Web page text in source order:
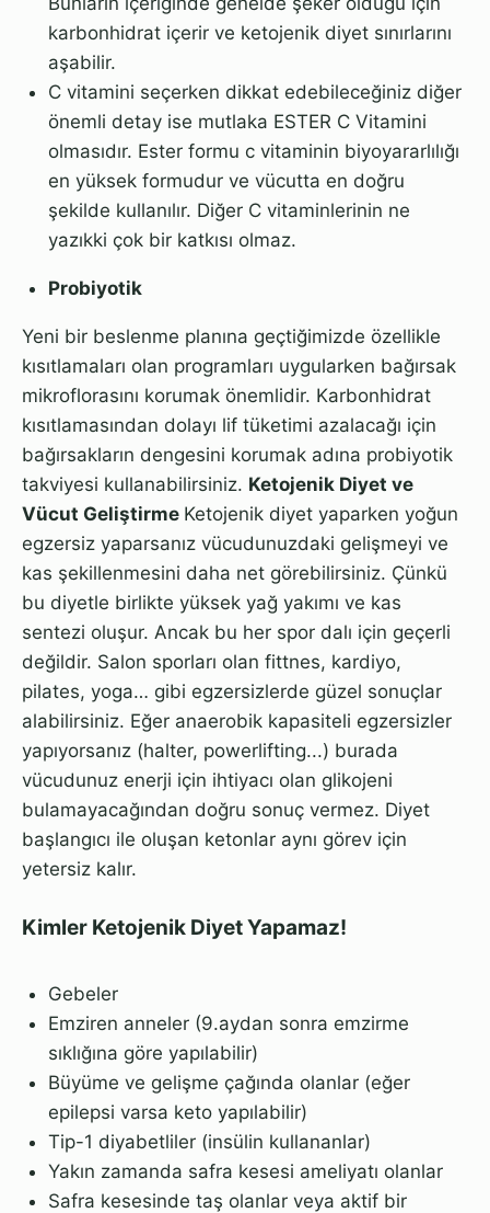
karbonhidrat içerir ve ketojenik diyet sınırlarını
aşabilir.
C vitamini seçerken dikkat edebileceğiniz diğer
önemli detay ise mutlaka ESTER C Vitamini
olmasıdır. Ester formu c vitaminin biyoyararlılığı
en yüksek formudur ve vücutta en doğru
şekilde kullanılır. Diğer C vitaminlerinin ne
yazıkki çok bir katkısı olmaz.
Probiyotik
Yeni bir beslenme planına geçtiğimizde özellikle
kısıtlamaları olan programları uygularken bağırsak
mikroflorasını korumak önemlidir. Karbonhidrat
kısıtlamasından dolayı lif tüketimi azalacağı için
bağırsakların dengesini korumak adına probiyotik
takviyesi kullanabilirsiniz. Ketojenik Diyet ve
Vücut Geliştirme Ketojenik diyet yaparken yoğun
egzersiz yaparsanız vücudunuzdaki gelişmeyi ve
kas şekillenmesini daha net görebilirsiniz. Çünkü
bu diyetle birlikte yüksek yağ yakımı ve kas
sentezi oluşur. Ancak bu her spor dalı için geçerli
değildir. Salon sporları olan fittnes, kardiyo,
pilates, yoga… gibi egzersizlerde güzel sonuçlar
alabilirsiniz. Eğer anaerobik kapasiteli egzersizler
yapıyorsanız (halter, powerlifting...) burada
vücudunuz enerji için ihtiyacı olan glikojeni
bulamayacağından doğru sonuç vermez. Diyet
başlangıcı ile oluşan ketonlar aynı görev için
yetersiz kalır.
Kimler Ketojenik Diyet Yapamaz!
Gebeler
Emziren anneler (9.aydan sonra emzirme
sıklığına göre yapılabilir)
Büyüme ve gelişme çağında olanlar (eğer
epilepsi varsa keto yapılabilir)
Tip-1 diyabetliler (insülin kullananlar)
Yakın zamanda safra kesesi ameliyatı olanlar
Safra kesesinde taş olanlar veya aktif bir